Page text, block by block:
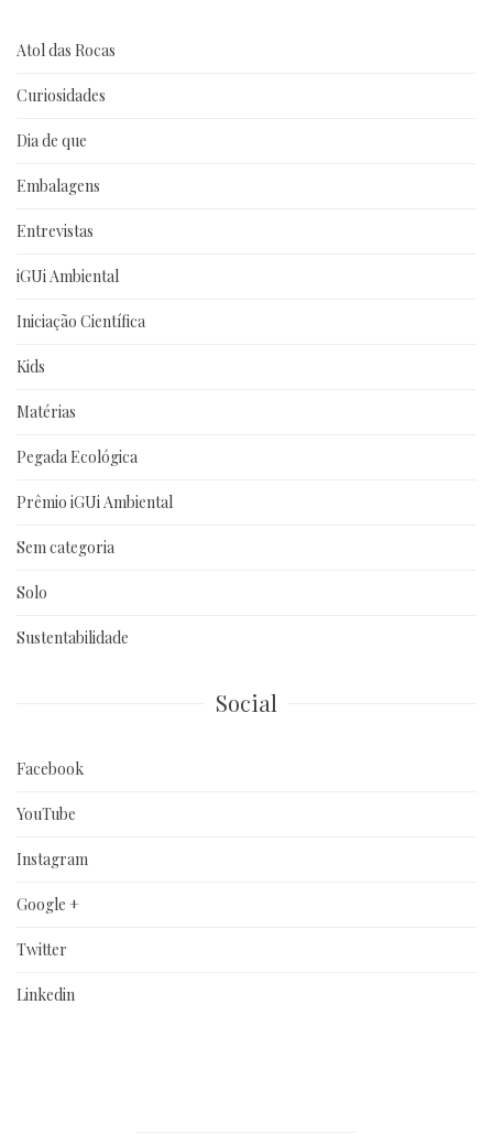
Atol das Rocas
Curiosidades
Dia de que
Embalagens
Entrevistas
iGUi Ambiental
Iniciação Científica
Kids
Matérias
Pegada Ecológica
Prêmio iGUi Ambiental
Sem categoria
Solo
Sustentabilidade
Social
Facebook
YouTube
Instagram
Google +
Twitter
Linkedin